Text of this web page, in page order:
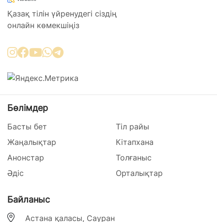
Қазақ тілін үйренудегі сіздің
онлайн көмекшіңіз
Бөлімдер
Басты бет
Жаңалықтар
Анонстар
Әдіс
Тіл райы
Кітапхана
Толғаныс
Орталықтар
Байланыс
Астана қаласы, Сауран